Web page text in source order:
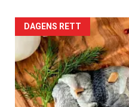
Artikler
detail
-
DAGENS RETT